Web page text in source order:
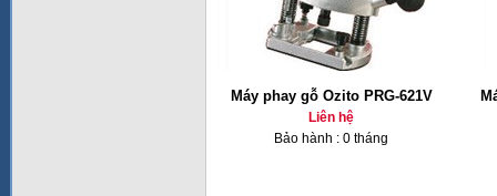
Máy phay gỗ Ozito PRG-621V
Liên hệ
Bảo hành : 0 tháng